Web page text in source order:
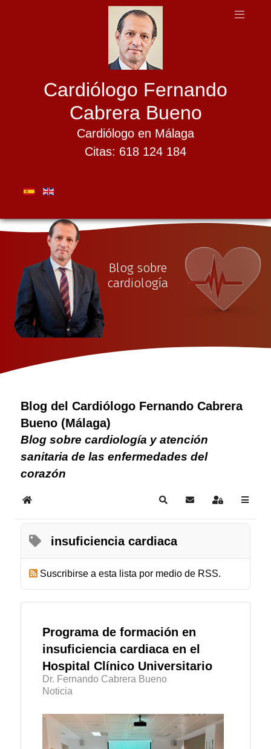
Cardiólogo Fernando
Cabrera Bueno
Cardiólogo en Málaga
Citas: 618 124 184
Blog sobre
cardiología
Blog del Cardiólogo Fernando Cabrera
Bueno (Málaga)
Blog sobre cardiología y atención
sanitaria de las enfermedades del
corazón
Home SearchSuscribirse a las
Sign In
insuficiencia cardiaca
Suscribirse a esta lista por medio de RSS.
Programa de formación en
insuficiencia cardiaca en el
Hospital Clínico Universitario
Dr. Fernando Cabrera Bueno
Noticia